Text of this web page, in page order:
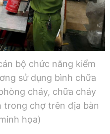
bộ chức năng kiểm
sử dụng bình chữa
cháy, chữa cháy
trong chợ trên địa bàn
họa)